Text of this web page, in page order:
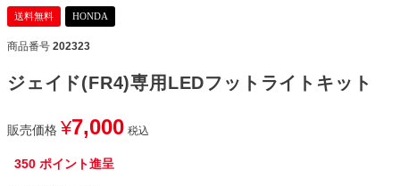
送料無料 HONDA
商品番号 202323
ジェイド(FR4)専用LEDフットライトキット
販売価格 ¥7,000 税込
350 ポイント進呈